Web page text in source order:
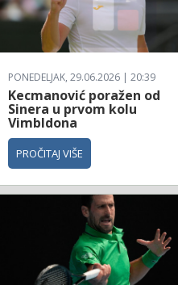
PONEDELJAK, 29.06.2026 | 20:39
Kecmanović poražen od
Sinera u prvom kolu
Vimbldona
PROČITAJ VIŠE